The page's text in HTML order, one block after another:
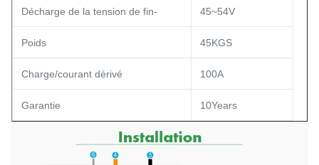
Décharge de la tension de fin- 45~54V
Poids 45KGS
Charge/courant dérivé 100A
Garantie 10Years